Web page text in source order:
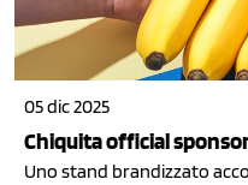
05 dic 2025
Chiquita official
Uno stand brandizzato